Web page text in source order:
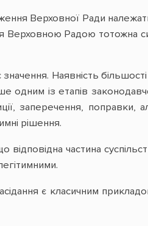
Верховної Ради
Верховною Радою тотожна
Наявність
із етапів
заперечення, поправки,
рішення.
частина
є класичним